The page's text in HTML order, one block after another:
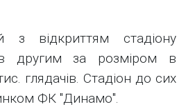
відкриттям стадіону
другим за розміром в
глядачів. Стадіон до сих
ФК "Динамо".